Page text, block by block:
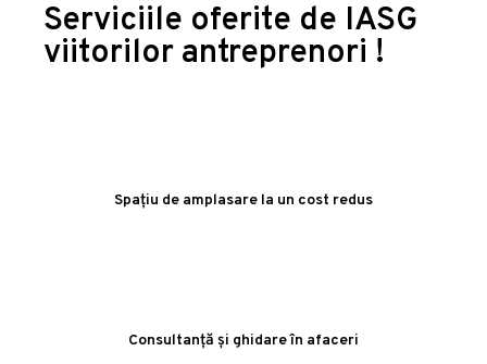
Serviciile oferite de IASG
viitorilor antreprenori !
Spațiu de amplasare la un cost redus
Consultanță și ghidare în afaceri